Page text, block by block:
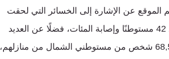
الموقع عن الإشارة إلى الخسائر التي لحقت
بضباط وجنود الجيش الصهيوني، وتحدث فقط عن مقتل 42 مستوطنًا وإصابة المئات، فضلًا عن العديد
من حالات الإصابة بالصدمة النفسية. كما جرى إجلاء 68,500 شخص من مستوطني الشمال من منازلهم،